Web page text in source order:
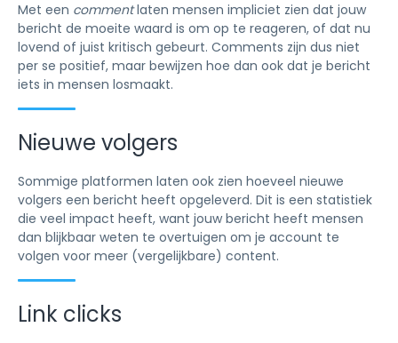
Met een commentlaten mensen impliciet zien dat jouw
bericht de moeite waard is om op te reageren, of dat nu
lovend of juist kritisch gebeurt. Comments zijn dus niet
per se positief, maar bewijzen hoe dan ook dat je bericht
iets in mensen losmaakt.
Nieuwe volgers
Sommige platformen laten ook zien hoeveel nieuwe
volgers een bericht heeft opgeleverd. Dit is een statistiek
die veel impact heeft, want jouw bericht heeft mensen
dan blijkbaar weten te overtuigen om je account te
volgen voor meer (vergelijkbare) content.
Link clicks